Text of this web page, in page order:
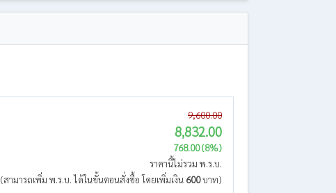
9,600.00
8,832.00
768.00 (8%)
ราคานี้ไม่รวม พ.ร.บ.
(สามารถเพิ่ม พ.ร.บ. ได้ในขั้นตอนสั่งซื้อ โดยเพิ่มเงิน 600บาท)